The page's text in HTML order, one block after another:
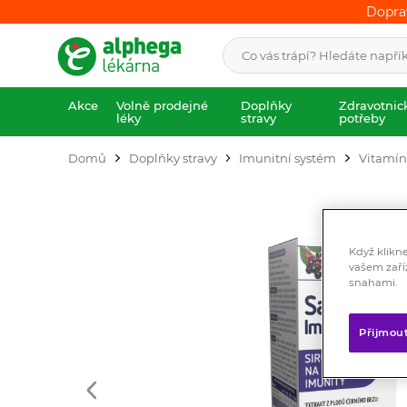
Akce
Volně prodejné
léky
Doplňky
stravy
potřeby
Domů Doplňky stravy Imunitní systém
Když
vašem
snahami.